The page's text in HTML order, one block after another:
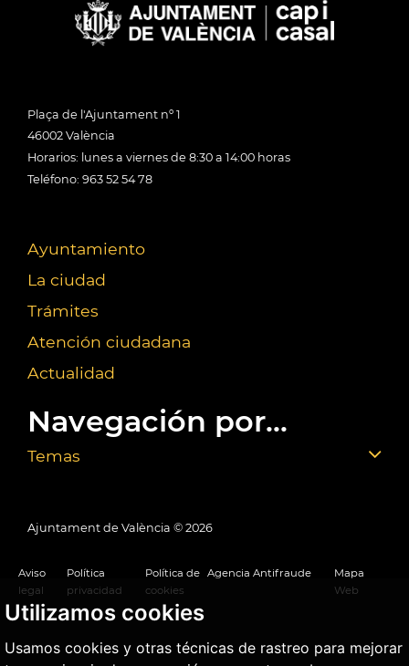
Utilizamos cookies
Usamos cookies y otras técnicas de rastreo para mejorar
Plaça de l'Ajuntament nº 1
46002 València
Horarios: lunes a viernes de 8:30 a 14:00 horas
Teléfono: 963 52 54 78
Ayuntamiento
La ciudad
Trámites
Atención ciudadana
Actualidad
Navegación por...
Temas
Ajuntament de València © 2026
Aviso
legal
Política
privacidad
Política de
cookies
Agencia Antifraude
Mapa
Web